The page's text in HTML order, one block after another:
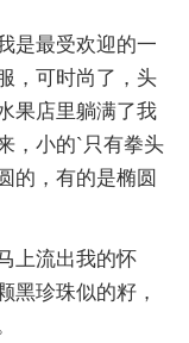
最受欢迎的一
，可时尚了，头
果店里躺满了我
，小的`只有拳头
的，有的是椭圆
上流出我的怀
黑珍珠似的籽，